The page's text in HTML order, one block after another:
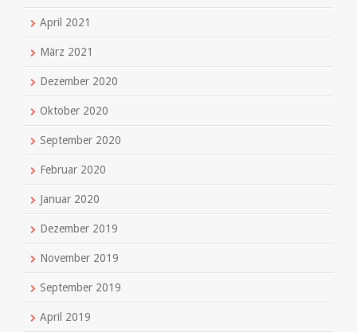
April 2021
März 2021
Dezember 2020
Oktober 2020
September 2020
Februar 2020
Januar 2020
Dezember 2019
November 2019
September 2019
April 2019